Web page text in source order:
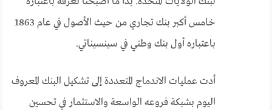
خامس أكبر بنك تجاري من حيث الأصول في عام 1863
باعتباره أول بنك وطني في سينسيناتي.
أدت عمليات الاندماج المتعددة إلى تشكيل البنك المعروف
اليوم بشبكة فروعه الواسعة والاستثمار في تحسين